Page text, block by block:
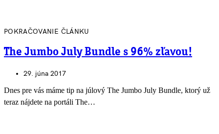
POKRAČOVANIE ČLÁNKU
The Jumbo July Bundle s 96% zľavou!
29. júna 2017
Dnes pre vás máme tip na júlový The Jumbo July Bundle, ktorý už
teraz nájdete na portáli The…